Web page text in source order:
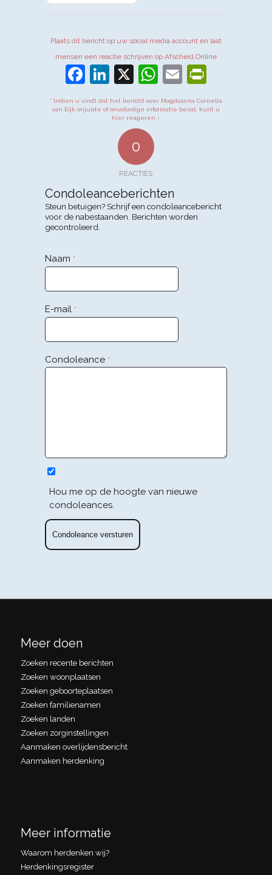
Plaats dit bericht op uw social media account en laat
mensen een reactie schrijven op Afscheid.Online
Facebook
LinkedIn
X WhatsApp
Email
* Indien u vindt dat het bericht over Magdalena Cornelia
van Eijk onjuiste of onvolledige informatie bevat, kunt u
hier reageren ›
0
REACTIES
Condoleanceberichten
Steun betuigen? Schrijf een condoleancebericht
voor de nabestaanden. Berichten worden
gecontroleerd.
Naam *
E-mail *
Condoleance *
Hou me op de hoogte van nieuwe
condoleances.
Meer doen
Zoeken recente berichten
Zoeken woonplaatsen
Zoeken geboorteplaatsen
Zoeken familienamen
Zoeken landen
Zoeken zorginstellingen
Aanmaken overlijdensbericht
Aanmaken herdenking
Meer informatie
Waarom herdenken wij?
Herdenkingsregister